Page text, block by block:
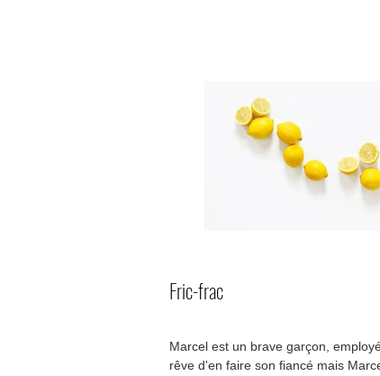
Fric-frac
Marcel est un brave garçon,
rêve d'en faire son fiancé mais